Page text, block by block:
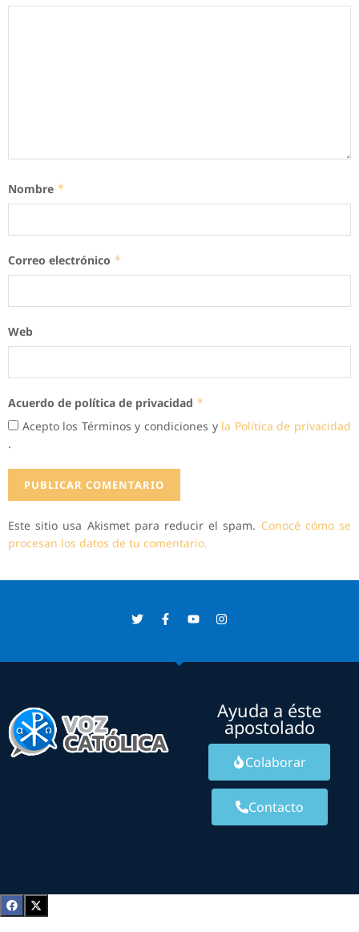
Nombre *
Correo electrónico *
Web
Acuerdo de política de privacidad *
Acepto los Términos y condiciones y la Política de privacidad
.
Este sitio usa Akismet para reducir el spam. Conocé cómo se
procesan los datos de tu comentario.
Ayuda a éste
apostolado
Colaborar
Contacto